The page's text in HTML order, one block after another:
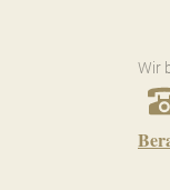
Wir